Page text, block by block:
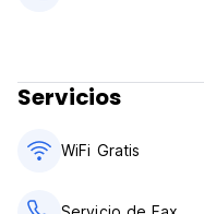
Servicios
WiFi Gratis